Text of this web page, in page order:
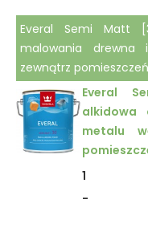
Everal Semi Matt
malowania
zewnątrz
Everal
alkidowa
metalu
1
-